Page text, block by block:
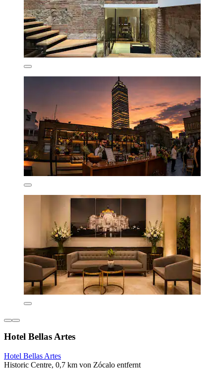
Hotel Bellas Artes
Hotel Bellas Artes
Historic Centre, 0,7 km von Zócalo entfernt